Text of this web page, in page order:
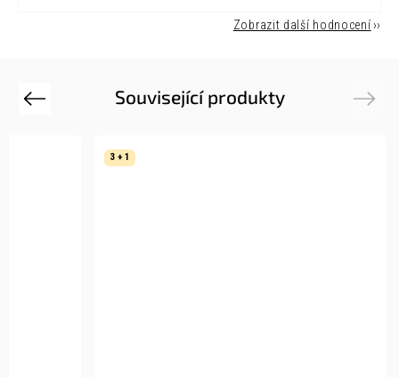
Zobrazit další hodnocení
Související produkty
Previous
3 + 1
Next